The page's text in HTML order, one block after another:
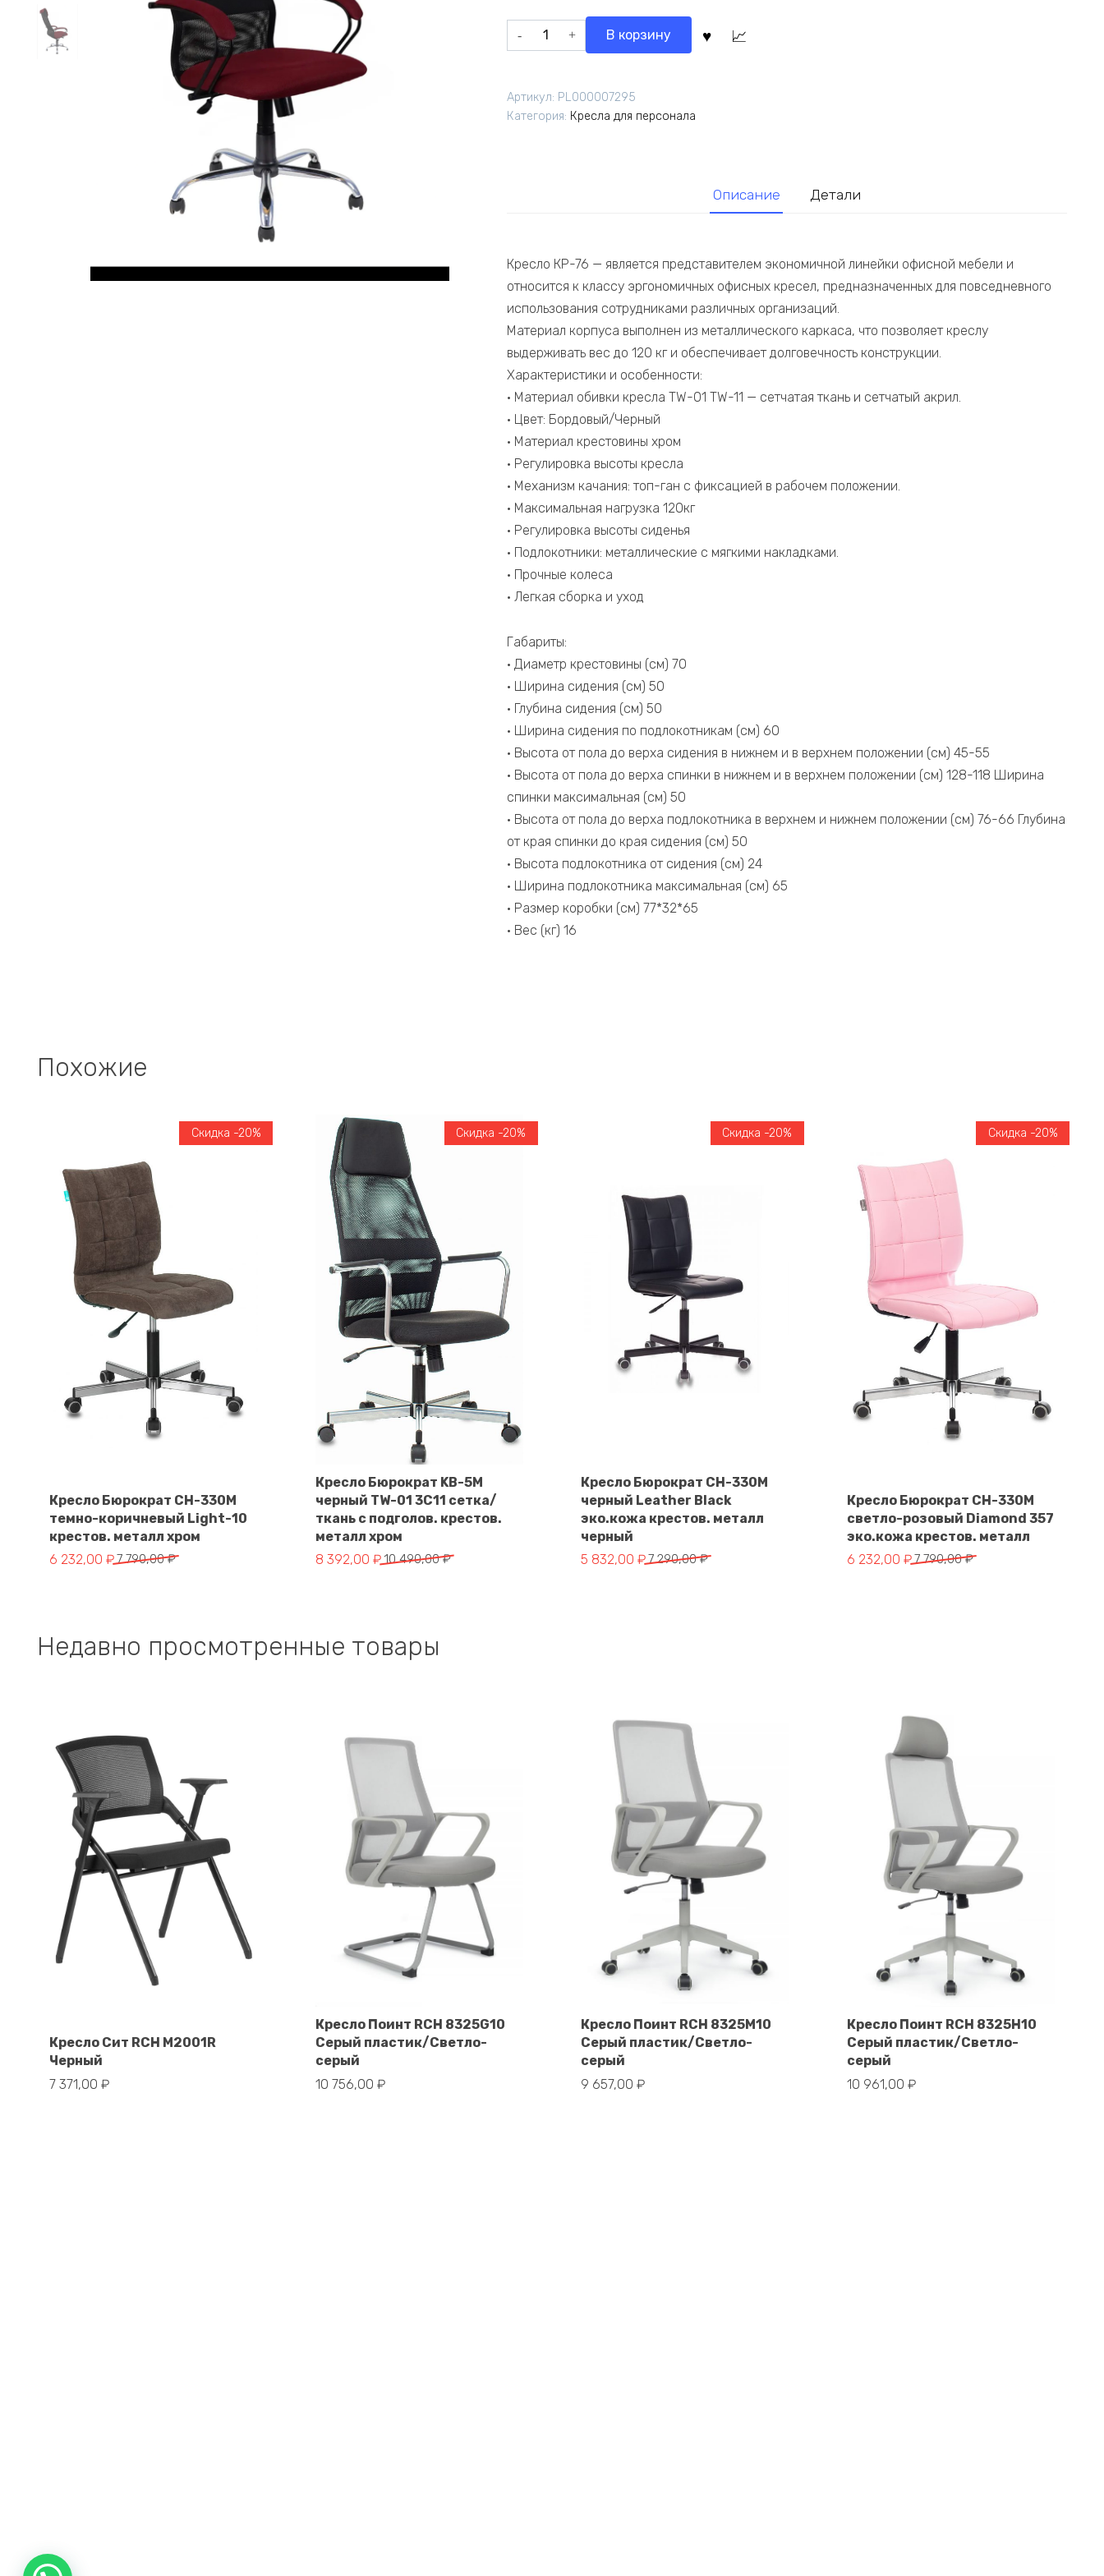
составляла
888,00 ₽.
Количество
товара
TW-
В корзину
Артикул: PL000007295
Категория: Кресла для персонала
Описание Детали
Кресло КР-76 — является представителем экономичной линейки офисной мебели и
относится к классу эргономичных офисных кресел, предназначенных для повседневного
использования сотрудниками различных организаций.
Материал корпуса выполнен из металлического каркаса, что позволяет креслу
выдерживать вес до 120 кг и обеспечивает долговечность конструкции.
Характеристики и особенности:
• Материал обивки кресла TW-01 TW-11 — сетчатая ткань и сетчатый акрил.
• Цвет: Бордовый/Черный
• Материал крестовины хром
• Регулировка высоты кресла
• Механизм качания: топ-ган с фиксацией в рабочем положении.
• Максимальная нагрузка 120кг
• Регулировка высоты сиденья
• Подлокотники: металлические с мягкими накладками.
• Прочные колеса
• Легкая сборка и уход
Габариты:
• Диаметр крестовины (см) 70
• Ширина сидения (см) 50
• Глубина сидения (см) 50
• Ширина сидения по подлокотникам (см) 60
• Высота от пола до верха сидения в нижнем и в верхнем положении (см) 45-55
• Высота от пола до верха спинки в нижнем и в верхнем положении (см) 128-118 Ширина
спинки максимальная (см) 50
• Высота от пола до верха подлокотника в верхнем и нижнем положении (см) 76-66 Глубина
от края спинки до края сидения (см) 50
• Высота подлокотника от сидения (см) 24
• Ширина подлокотника максимальная (см) 65
• Размер коробки (см) 77*32*65
• Вес (кг) 16
Похожие
В корзину
Скидка -20%
Кресло Бюрократ CH-330M
темно-коричневый Light-10
крестов. металл хром
7 790,00₽
Первоначальная
790,00 ₽.
6 232,00 ₽
Текущая
В корзину
Скидка -20%
Кресло Бюрократ KB-5M
черный TW-01 3C11 сетка/
ткань с подголов. крестов.
металл хром
10 490,00₽
Первоначальная
490,00 ₽.
8 392,00 ₽
Текущая
Скидка -20%
Кресло Бюрократ CH-330M
черный Leather Black
эко.кожа крестов. металл
черный
7 290,00₽
Первоначальная
5 832,00 ₽
Текущая
В корзину
Скидка -20%
Кресло Бюрократ CH-330M
светло-розовый Diamond 357
эко.кожа крестов. металл
7 790,00₽
Первоначальная
6 232,00 ₽
Текущая
Недавно просмотренные товары
В корзину
Кресло Сит RCH M2001R
Черный
7 371,00 ₽
Кресло Поинт RCH 8325G10
Серый пластик/Светло-
серый
10 756,00 ₽
Кресло Поинт RCH 8325M10
Серый пластик/Светло-
серый
9 657,00 ₽
Кресло Поинт RCH 8325H10
Серый пластик/Светло-
серый
10 961,00 ₽